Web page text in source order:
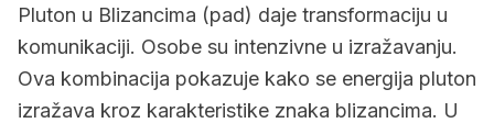
Pluton u Blizancima (pad) daje transformaciju u
komunikaciji. Osobe su intenzivne u izražavanju.
Ova kombinacija pokazuje kako se energija pluton
izražava kroz karakteristike znaka blizancima. U